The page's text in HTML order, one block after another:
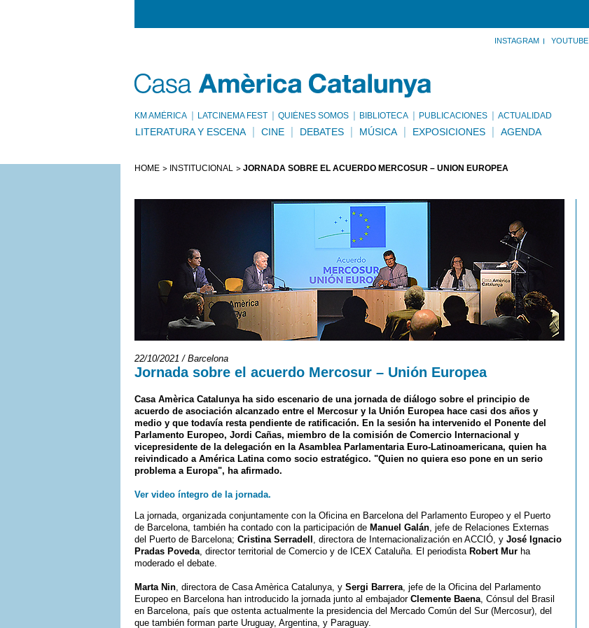
INSTAGRAM YOUTUBE
KM AMÈRICA LATCINEMA FEST QUIÉNES SOMOS BIBLIOTECA PUBLICACIONES ACTUALIDAD
LITERATURA Y ESCENA CINE DEBATES MÚSICA EXPOSICIONES AGENDA
HOME INSTITUCIONAL JORNADA SOBRE EL ACUERDO MERCOSUR – UNIÓN EUROPEA
22/10/2021 / Barcelona
Jornada sobre el acuerdo Mercosur – Unión Europea
Casa Amèrica Catalunya ha sido escenario de una jornada de diálogo sobre el principio de
acuerdo de asociación alcanzado entre el Mercosur y la Unión Europea hace casi dos años y
medio y que todavía resta pendiente de ratificación. En la sesión ha intervenido el Ponente del
Parlamento Europeo, Jordi Cañas, miembro de la comisión de Comercio Internacional y
vicepresidente de la delegación en la Asamblea Parlamentaria Euro-Latinoamericana, quien ha
reivindicado a América Latina como socio estratégico. "Quien no quiera eso pone en un serio
problema a Europa", ha afirmado.
Ver video íntegro de la jornada.
La jornada, organizada conjuntamente con la Oficina en Barcelona del Parlamento Europeo y el Puerto
de Barcelona, también ha contado con la participación de Manuel Galán, jefe de Relaciones Externas
del Puerto de Barcelona; Cristina Serradell , directora de Internacionalización en ACCIÓ, y José Ignacio
Pradas Poveda, director territorial de Comercio y de ICEX Cataluña. El periodista Robert Mur ha
moderado el debate.
Marta Nin, directora de Casa Amèrica Catalunya, y Sergi Barrera, jefe de la Oficina del Parlamento
Europeo en Barcelona han introducido la jornada junto al embajador Clemente Baena, Cónsul del Brasil
en Barcelona, país que ostenta actualmente la presidencia del Mercado Común del Sur (Mercosur), del
que también forman parte Uruguay, Argentina, y Paraguay.